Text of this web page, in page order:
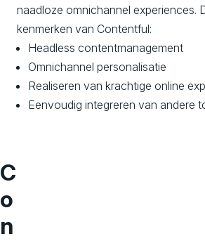
naadloze omnichannel experiences.
kenmerken van Contentful:
Headless contentmanagement
Omnichannel personalisatie
Realiseren van krachtige online
Eenvoudig integreren van andere
C
o
n